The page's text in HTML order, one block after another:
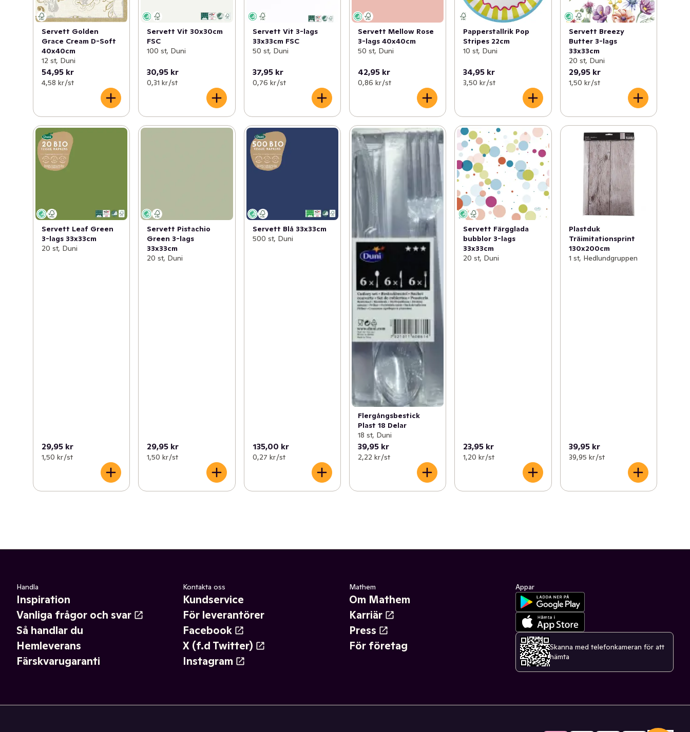
Servett Golden
Grace Cream D-Soft
40x40cm
12 st, Duni
54,95 kr
4,58 kr /st
Servett Vit 30x30cm
FSC
100 st, Duni
30,95 kr
0,31 kr /st
Servett Vit 3-lags
33x33cm FSC
50 st, Duni
37,95 kr
0,76 kr /st
Servett Mellow Rose
3-lags 40x40cm
50 st, Duni
42,95 kr
0,86 kr /st
Papperstallrik Pop
Stripes 22cm
10 st, Duni
34,95 kr
3,50 kr /st
Servett Breezy
Butter 3-lags
33x33cm
20 st, Duni
29,95 kr
1,50 kr /st
Servett Leaf Green
3-lags 33x33cm
20 st, Duni
29,95 kr
1,50 kr /st
Servett Pistachio
Green 3-lags
33x33cm
20 st, Duni
29,95 kr
1,50 kr /st
Servett Blå 33x33cm
500 st, Duni
135,00 kr
0,27 kr /st
Flergångsbestick
Plast 18 Delar
18 st, Duni
39,95 kr
2,22 kr /st
Servett Färgglada
bubblor 3-lags
33x33cm
20 st, Duni
23,95 kr
1,20 kr /st
Plastduk
Träimitationsprint
130x200cm
1 st, Hedlundgruppen
39,95 kr
39,95 kr /st
Handla
Inspiration
Vanliga frågor och svar
Så handlar du
Hemleverans
Färskvarugaranti
Kontakta oss
Kundservice
För leverantörer
Facebook
X (f.d Twitter)
Instagram
Mathem
Om Mathem
Karriär
Press
För företag
Appar
Skanna med telefonkameran för att
hämta